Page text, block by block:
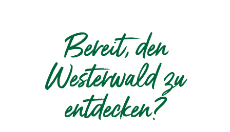
Bereit, den
Westerwald zu
entdecken?